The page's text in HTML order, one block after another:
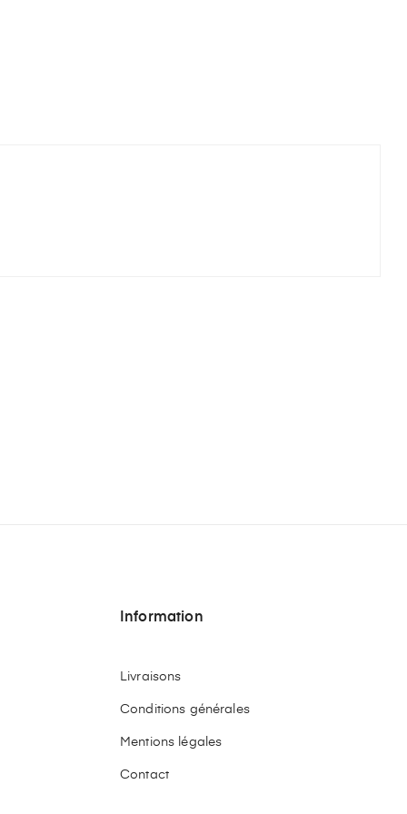
Information
Livraisons
Conditions générales
Mentions légales
Contact